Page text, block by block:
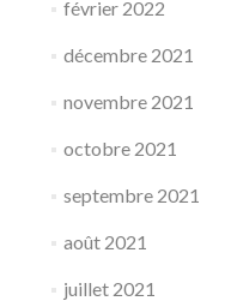
février 2022
décembre 2021
novembre 2021
octobre 2021
septembre 2021
août 2021
juillet 2021